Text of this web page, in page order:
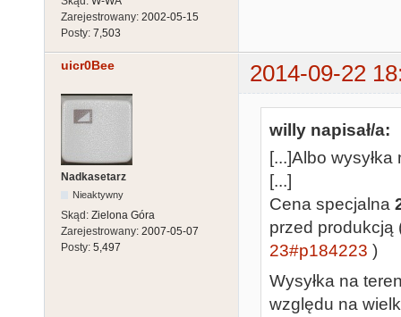
Zarejestrowany: 2002-05-15
Posty: 7,503
uicr0Bee 2014-09-22
Nadkasetarz
Nieaktywny
Skąd: Zielona Góra
Zarejestrowany: 2007-05-07
Posty: 5,497
willy napisał/a:
[...]Albo wysyłka
[...]
Cena specjalna
przed produkcją
23#p184223 )
Wysyłka na
względu na